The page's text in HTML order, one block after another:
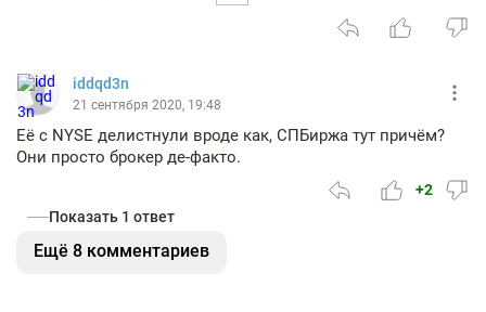
iddqd3n
21 сентября 2020, 19:48
Её с NYSE делистнули вроде как, СПБиржа тут причём?
Они просто брокер де-факто.
+2
Показать 1 ответ
Ещё 8 комментариев